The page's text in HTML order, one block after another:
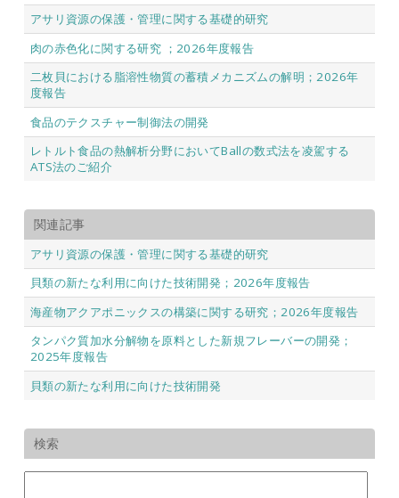
アサリ資源の保護・管理に関する基礎的研究
肉の赤色化に関する研究 ；2026年度報告
二枚貝における脂溶性物質の蓄積メカニズムの解明；2026年
度報告
食品のテクスチャー制御法の開発
レトルト食品の熱解析分野においてBallの数式法を凌駕する
ATS法のご紹介
関連記事
アサリ資源の保護・管理に関する基礎的研究
貝類の新たな利用に向けた技術開発；2026年度報告
海産物アクアポニックスの構築に関する研究；2026年度報告
タンパク質加水分解物を原料とした新規フレーバーの開発；
2025年度報告
貝類の新たな利用に向けた技術開発
検索